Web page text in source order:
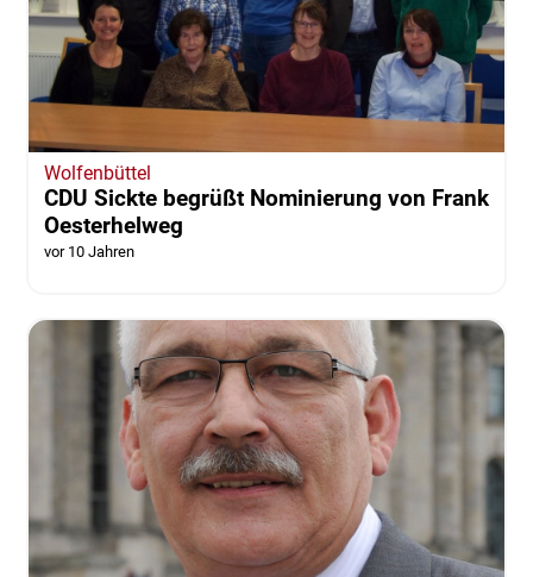
Wolfenbüttel
CDU Sickte begrüßt Nominierung von Frank
Oesterhelweg
vor 10 Jahren